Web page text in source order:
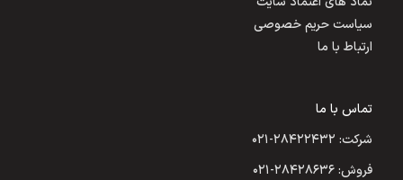
سیاست حریم خصوصی
ارتباط با ما
تماس با ما
شرکت: ۲۸۴۲۲۴۳۲-۰۲۱
فروش: ۲۸۴۲۸۶۳۶-۰۲۱